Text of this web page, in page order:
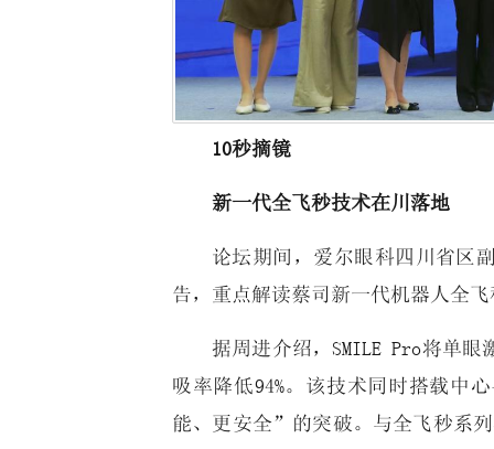
10秒摘镜
新一代全飞秒技术在川落地
论坛期间，爱尔眼科四川省区
告，重点解读蔡司新一代机器人全
据周进介绍，SMILE Pro将单
吸率降低94%。该技术同时搭载中
能、更安全”的突破。与全飞秒系